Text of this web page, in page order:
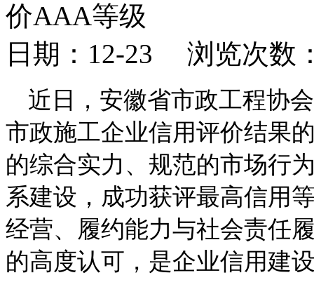
价AAA等级
日期：12-23 浏览次数
近日，安徽省市政工程协
市政施工企业信用评价结果
的综合实力、规范的市场行
系建设，成功获评最高信
经营、履约能力与社会责任
的高度认可，是企业信用建